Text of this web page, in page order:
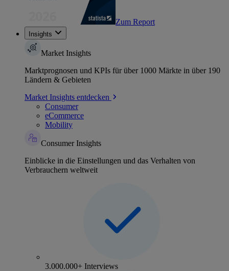
Zum Report
Insights
Market Insights
Marktprognosen und KPIs für über 1000 Märkte in über 190
Ländern & Gebieten
Market Insights entdecken
Consumer
eCommerce
Mobility
Consumer Insights
Einblicke in die Einstellungen und das Verhalten von
Verbrauchern weltweit
3.000.000+ Interviews